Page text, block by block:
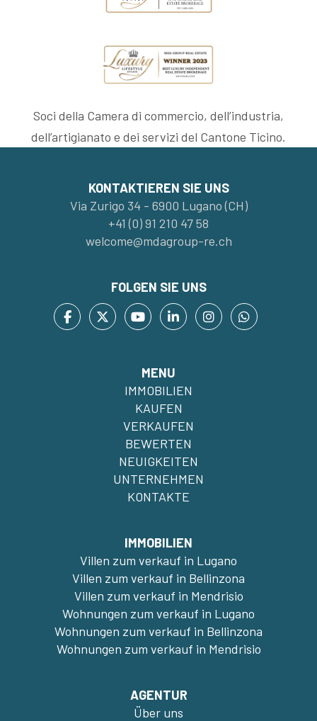
Soci della Camera di commercio, dell’industria,
dell’artigianato e dei servizi del Cantone Ticino.
KONTAKTIEREN SIE UNS
Via Zurigo 34 - 6900 Lugano (CH)
+41 (0) 91 210 47 58
welcome@mdagroup-re.ch
FOLGEN SIE UNS
MENU
IMMOBILIEN
KAUFEN
VERKAUFEN
BEWERTEN
NEUIGKEITEN
UNTERNEHMEN
KONTAKTE
IMMOBILIEN
Villen zum verkauf in Lugano
Villen zum verkauf in Bellinzona
Villen zum verkauf in Mendrisio
Wohnungen zum verkauf in Lugano
Wohnungen zum verkauf in Bellinzona
Wohnungen zum verkauf in Mendrisio
AGENTUR
Über uns